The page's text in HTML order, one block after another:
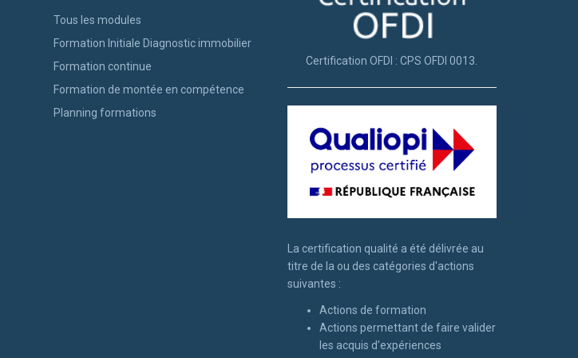
Tous les modules
Formation Initiale Diagnostic immobilier
Formation continue
Formation de montée en compétence
Planning formations
Certification OFDI : CPS OFDI 0013.
La certification qualité a été délivrée au
titre de la ou des catégories d'actions
suivantes :
Actions de formation
Actions permettant de faire valider
les acquis d'expériences